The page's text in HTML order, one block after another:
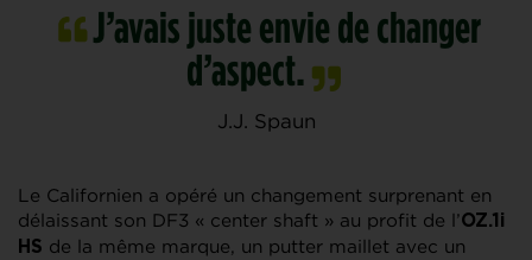
J’avais juste envie de changer
d’aspect.
J.J. Spaun
Le Californien a opéré un changement surprenant en
délaissant son DF3 « center shaft » au profit de l’OZ.1i
HS de la même marque, un putter maillet avec un